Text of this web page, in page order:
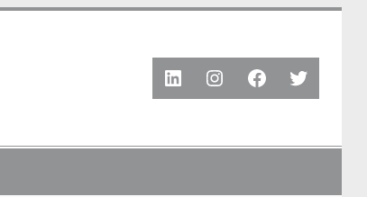
LinkedInInstagram
Facebook
Twitter